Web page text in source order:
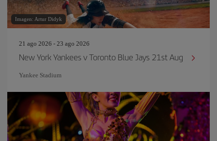
Imagen: Artur Didyk
21 ago 2026 - 23 ago 2026
New York Yankees v Toronto Blue Jays 21st Aug
Yankee Stadium